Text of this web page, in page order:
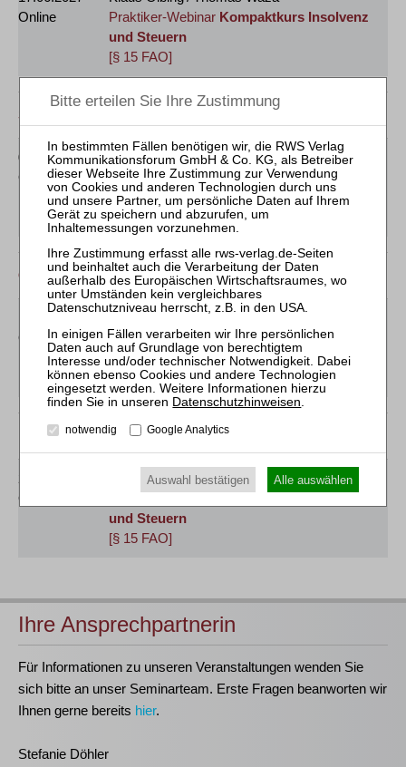
Online
Praktiker-Webinar Kompaktkurs Insolvenz
und Steuern
[§ 15 FAO]
September 2027
01.09.2027
Online
Holger Busch / Jens M. Schmittmann
Mitarbeiter-WebinarUmsatzsteuer in der
Insolvenz
[GOI]
Oktober 2027
Online
Jens M. Schmittmann / Holger Busch
Mitarbeiter-WebinarSteuerrecht in der
Insolvenz
[GOI]
November 2027
Online
Klaus Olbing / Thomas Waza
und Steuern
[§ 15 FAO]
Ihre Ansprechpartnerin
Für Informationen zu unseren Veranstaltungen wenden Sie
sich bitte an unser Seminarteam. Erste Fragen beanworten wir
Ihnen gerne bereits hier.
Stefanie Döhler
Datenschutzhinweisen
notwendig Google Analytics
Auswahl bestätigen Alle auswählen